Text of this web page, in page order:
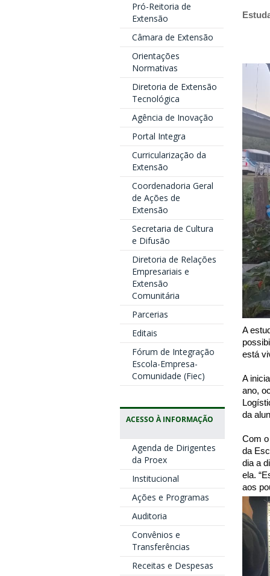
Pró-Reitoria de
Extensão
Câmara de Extensão
Orientações
Normativas
Diretoria de Extensão
Tecnológica
Agência de Inovação
Portal Integra
Curricularização da
Extensão
Coordenadoria Geral
de Ações de
Extensão
Secretaria de Cultura
e Difusão
Diretoria de Relações
Empresariais e
Extensão
Comunitária
Parcerias
Editais
Fórum de Integração
Escola-Empresa-
Comunidade (Fiec)
ACESSO À INFORMAÇÃO
Agenda de Dirigentes
da Proex
Institucional
Ações e Programas
Auditoria
Convênios e
Transferências
Receitas e Despesas
A
está
A
ano,
da
Com
da
dia a
ela.
aos